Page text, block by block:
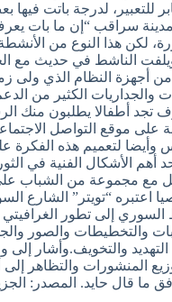
للتعبير، لدرجة باتت فيها
مدينة سراقب “إن ما بات
لكن هذا النوع من
الناشط في حديث مع
أجهزة النظام الذي ولى
والجداريات الكثير من
تجد أطفالا يطلبون منك
على موقع التواصل
لتعميم هذه الفكرة
الأشكال الفنية في
يعمل مع مجموعة من الشباب
اعتبره “تويتر” الشارع
إلى تطور الغرافيتي
والتخطيطات والصور
والتخويف.وأشار إلى
المنشورات والتظاهر